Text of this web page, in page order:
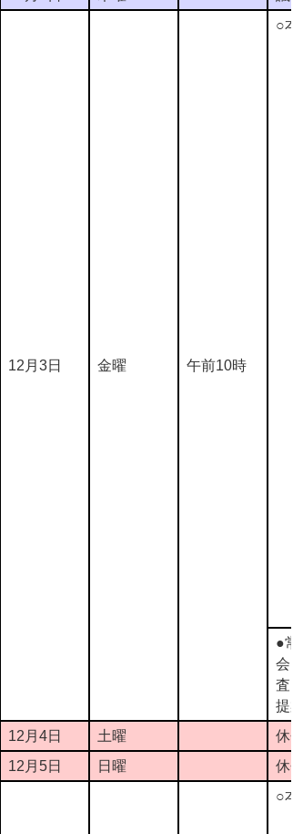
12月3日 金曜 午前10時
○
●
会
査
提
12月4日
土曜
休
12月5日
日曜 休
○